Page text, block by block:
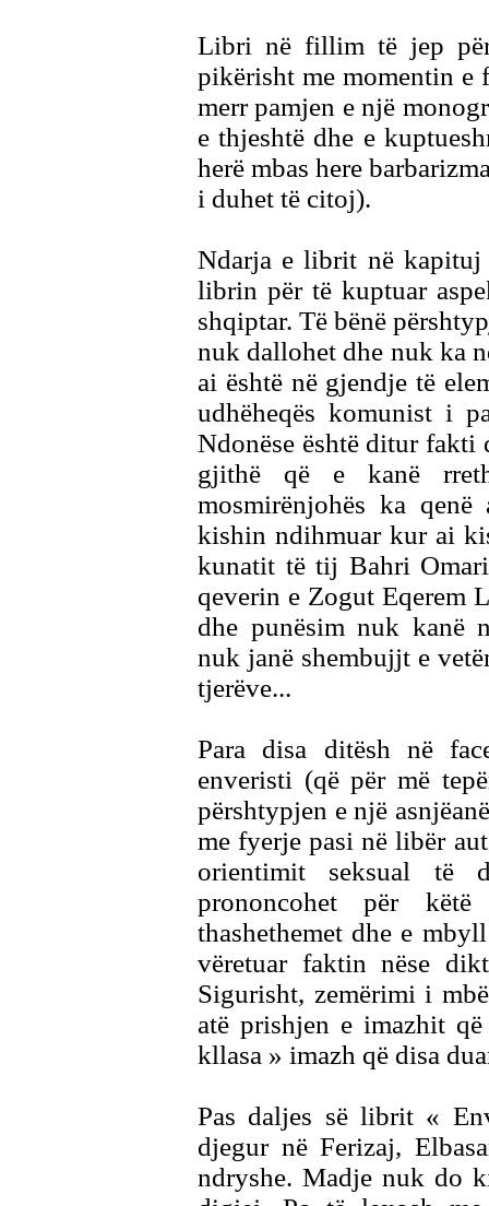
Libri në fillim të jep
pikërisht me momentin
merr pamjen e një
e thjeshtë dhe e
herë mbas here
i duhet të citoj).
Ndarja e librit në kapituj
librin për të kuptuar
shqiptar. Të bënë
nuk dallohet dhe nuk ka
ai është në gjendje të
udhëheqës komunist i
Ndonëse është ditur fakti
gjithë që e kanë
mosmirënjohës ka
kishin ndihmuar kur ai
kunatit të tij Bahri
qeverin e Zogut Eqerem
dhe punësim nuk kanë
nuk janë shembujjt e
tjerëve...
Para disa ditësh në
enveristi (që për më
përshtypjen e një
me fyerje pasi në libër
orientimit seksual të
prononcohet për
thashethemet dhe e
vëretuar faktin nëse
Sigurisht, zemërimi i
atë prishjen e imazhit
kllasa » imazh që disa
Pas daljes së librit «
djegur në Ferizaj,
ndryshe. Madje nuk do